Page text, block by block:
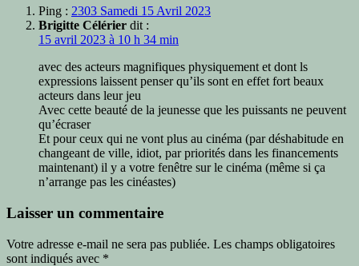
Ping : 2303 Samedi 15 Avril 2023
Brigitte Célérier dit :
15 avril 2023 à 10 h 34 min
avec des acteurs magnifiques physiquement et dont ls
expressions laissent penser qu’ils sont en effet fort beaux
acteurs dans leur jeu
Avec cette beauté de la jeunesse que les puissants ne peuvent
qu’écraser
Et pour ceux qui ne vont plus au cinéma (par déshabitude en
changeant de ville, idiot, par priorités dans les financements
maintenant) il y a votre fenêtre sur le cinéma (même si ça
n’arrange pas les cinéastes)
Laisser un commentaire
Votre adresse e-mail ne sera pas publiée. Les champs obligatoires
sont indiqués avec *